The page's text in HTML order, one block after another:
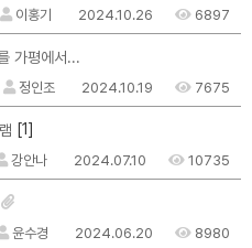
이홍기 2024.10.26 6897
가평에서...
정인조 2024.10.19 7675
[1]
강안나 2024.07.10 10735
윤수경 2024.06.20 8980